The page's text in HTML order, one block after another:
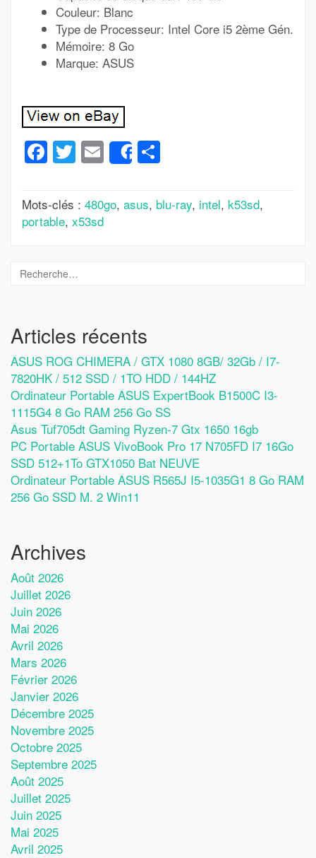
Couleur: Blanc
Type de Processeur: Intel Core i5 2ème Gén.
Mémoire: 8 Go
Marque: ASUS
Facebook
Twitter
Email
Share
Mots-clés : 480go, asus, blu-ray, intel, k53sd,
portable, x53sd
Articles récents
ASUS ROG CHIMERA / GTX 1080 8GB/ 32Gb / I7-
7820HK / 512 SSD / 1TO HDD / 144HZ
Ordinateur Portable ASUS ExpertBook B1500C I3-
1115G4 8 Go RAM 256 Go SS
Asus Tuf705dt Gaming Ryzen-7 Gtx 1650 16gb
PC Portable ASUS VivoBook Pro 17 N705FD I7 16Go
SSD 512+1To GTX1050 Bat NEUVE
Ordinateur Portable ASUS R565J I5-1035G1 8 Go RAM
256 Go SSD M. 2 Win11
Archives
Août 2026
Juillet 2026
Juin 2026
Mai 2026
Avril 2026
Mars 2026
Février 2026
Janvier 2026
Décembre 2025
Novembre 2025
Octobre 2025
Septembre 2025
Août 2025
Juillet 2025
Juin 2025
Mai 2025
Avril 2025